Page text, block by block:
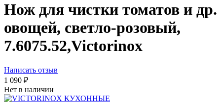
Нож для чистки томатов и др.
овощей, светло-розовый,
7.6075.52,Victorinox
Написать отзыв
1 090 ₽
Нет в наличии